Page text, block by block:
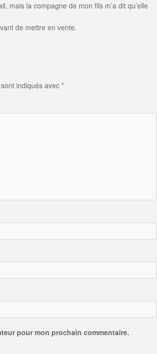
mais la compagne de mon fils m’a dit qu’elle
de mettre en vente.
indiqués avec*
pour mon prochain commentaire.